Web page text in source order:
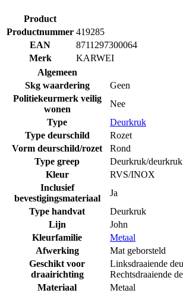
Product
Productnummer 419285
EAN
8711297300064
Merk
KARWEI
Algemeen
Skg waardering
Geen
Politiekeurmerk veilig
wonen
Nee
Type
Deurkruk
Type deurschild
Rozet
Vorm deurschild/rozet
Rond
Type greep
Deurkruk/deurkruk
Kleur
RVS/INOX
Inclusief
bevestigingsmateriaal
Ja
Type handvat
Deurkruk
Lijn
John
Kleurfamilie
Metaal
Afwerking
Mat geborsteld
Geschikt voor
draairichting
Linksdraaiende
Rechtsdraaiende
Materiaal
Metaal